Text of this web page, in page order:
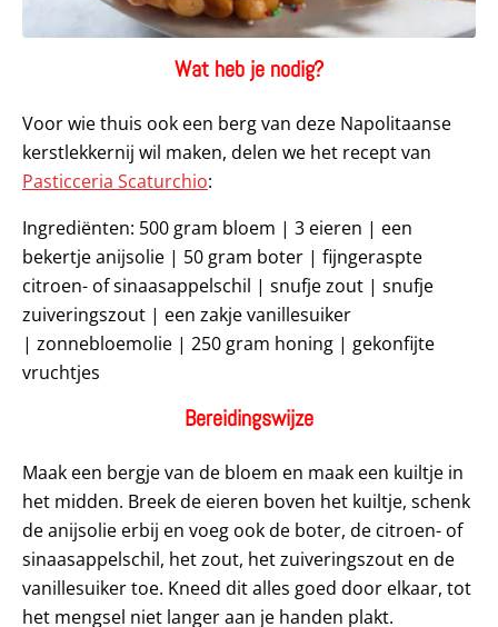
Wat heb je nodig?
Voor wie thuis ook een berg van deze Napolitaanse
kerstlekkernij wil maken, delen we het recept van
Pasticceria Scaturchio:
Ingrediënten: 500 gram bloem | 3 eieren | een
bekertje anijsolie | 50 gram boter | fijngeraspte
citroen- of sinaasappelschil | snufje zout | snufje
zuiveringszout | een zakje vanillesuiker
| zonnebloemolie | 250 gram honing | gekonfijte
vruchtjes
Bereidingswijze
Maak een bergje van de bloem en maak een kuiltje in
het midden. Breek de eieren boven het kuiltje, schenk
de anijsolie erbij en voeg ook de boter, de citroen- of
sinaasappelschil, het zout, het zuiveringszout en de
vanillesuiker toe. Kneed dit alles goed door elkaar, tot
het mengsel niet langer aan je handen plakt.